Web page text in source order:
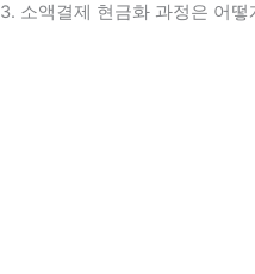
3. 소액결제 현금화 과정은 어떻